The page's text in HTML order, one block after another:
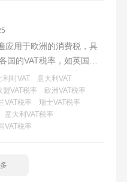
应用于欧洲的消费税，具
国的VAT税率，如英国、
VAT税收的重要性。了解
理规划和预算，确保按照
市场的企业来说，正确理
通过遵守相关法律法规，
的税收，企业可以确保在
利时VAT
意大利VAT
盟VAT税率
欧洲VAT税率
VAT税率
瑞士VAT税率
意大利VAT税率
VAT税率